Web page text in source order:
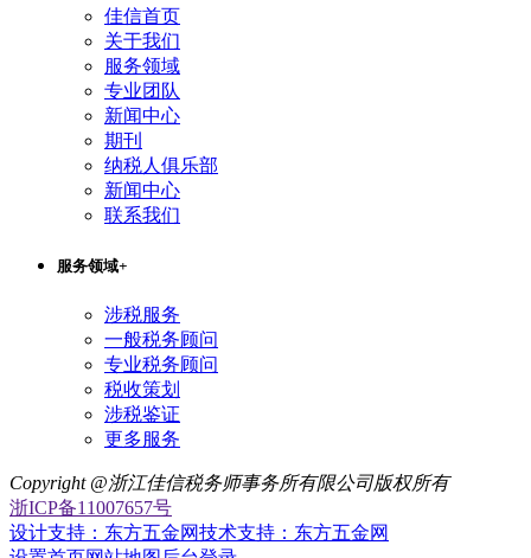
佳信首页
关于我们
服务领域
专业团队
新闻中心
期刊
纳税人俱乐部
新闻中心
联系我们
服务领域+
涉税服务
一般税务顾问
专业税务顾问
税收策划
涉税鉴证
更多服务
Copyright @浙江佳信税务师事务所有限公司版权所有
浙ICP备11007657号
设计支持：东方五金网技术支持：东方五金网